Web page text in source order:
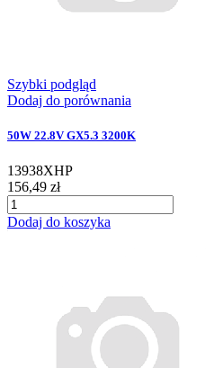
Szybki podgląd
Dodaj do porównania
50W 22.8V GX5.3 3200K
13938XHP
156,49 zł
Dodaj do koszyka